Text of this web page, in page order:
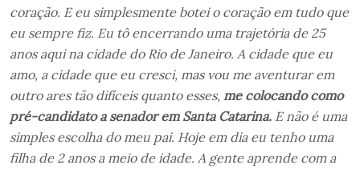
coração. E eu simplesmente botei o coração em tudo que
eu sempre fiz. Eu tô encerrando uma trajetória de 25
anos aqui na cidade do Rio de Janeiro. A cidade que eu
amo, a cidade que eu cresci, mas vou me aventurar em
outro ares tão difíceis quanto esses, me colocando como
pré-candidato a senador em Santa Catarina. E não é uma
simples escolha do meu pai. Hoje em dia eu tenho uma
filha de 2 anos a meio de idade. A gente aprende com a